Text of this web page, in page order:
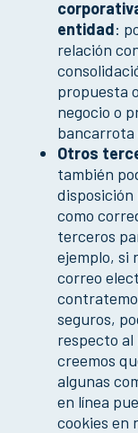
entidad:
relación
propuesta
negocio o
bancarrota
Otros
también
como
terceros
ejemplo, si
correo
seguros,
respecto
creemos
algunas
en línea
cookies en